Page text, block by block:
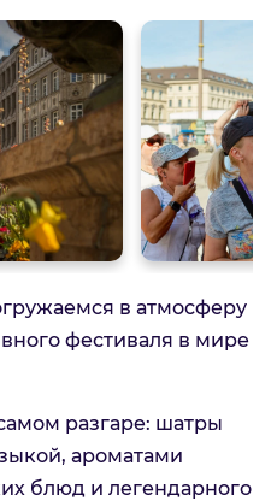
в атмосферу
фестиваля в мире
разгаре: шатры
ароматами
блюд и легендарного